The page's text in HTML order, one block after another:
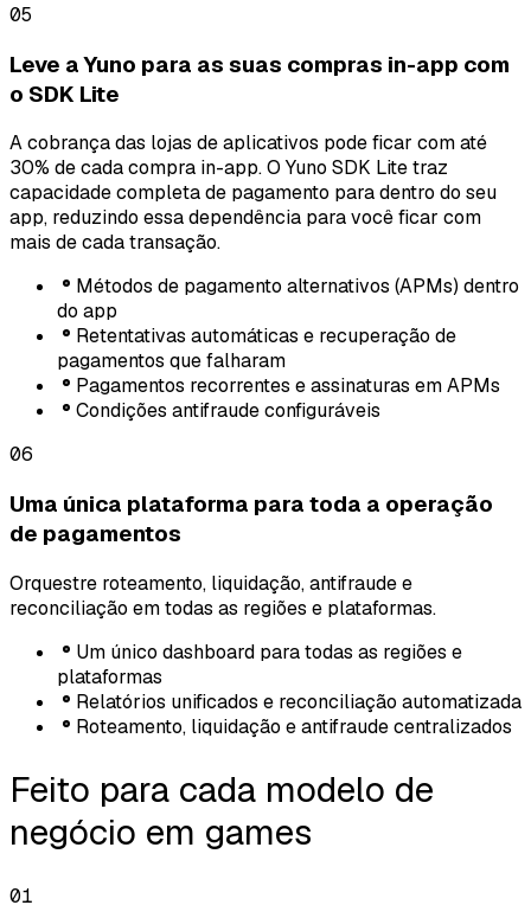
05
Leve a Yuno para as suas compras in-app com
o SDK Lite
A cobrança das lojas de aplicativos pode ficar com até
30% de cada compra in-app. O Yuno SDK Lite traz
capacidade completa de pagamento para dentro do seu
app, reduzindo essa dependência para você ficar com
mais de cada transação.
Métodos de pagamento alternativos (APMs) dentro
do app
Retentativas automáticas e recuperação de
pagamentos que falharam
Pagamentos recorrentes e assinaturas em APMs
Condições antifraude configuráveis
06
Uma única plataforma para toda a operação
de pagamentos
Orquestre roteamento, liquidação, antifraude e
reconciliação em todas as regiões e plataformas.
Um único dashboard para todas as regiões e
plataformas
Relatórios unificados e reconciliação automatizada
Roteamento, liquidação e antifraude centralizados
Feito para cada modelo de
negócio em games
01